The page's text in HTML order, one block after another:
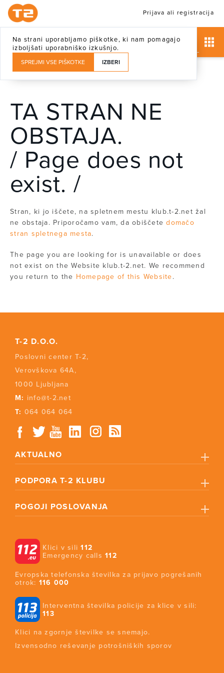
Na strani uporabljamo piškotke, ki nam pomagajo
izboljšati uporabniško izkušnjo.
SPREJMI VSE PIŠKOTKE IZBERI
Prijava ali registracija
TA STRAN NE
OBSTAJA.
/ Page does not
exist. /
Stran, ki jo iščete, na spletnem mestu klub.t-2.net žal
ne obstaja. Priporočamo vam, da obiščetedomačo
stran spletnega mesta.
The page you are looking for is unavailable or does
not exist on the Website klub.t-2.net. We recommend
you return to the Homepage of this Website.
T-2 D.O.O.
Poslovni center T-2,
Verovškova 64A,
1000 Ljubljana
M: info@t-2.net
T: 064 064 064
AKTUALNO
PODPORA T-2 KLUBU
POGOJI POSLOVANJA
Klici v sili112
Emergency calls112
Evropska telefonska številka za prijavo pogrešanih
otrok: 116 000
Interventna številka policije za klice v sili:
113
Klici na zgornje številke se snemajo.
Izvensodno reševanje potrošniških sporov